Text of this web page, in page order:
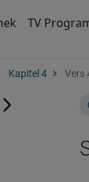
TV
Kapitel 4 Vers